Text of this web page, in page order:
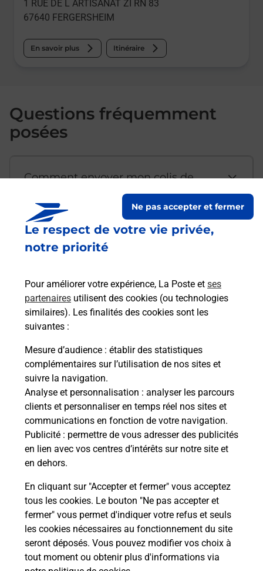
Le respect de votre vie privée,
notre priorité
Pour améliorer votre expérience, La Poste et ses
partenaires utilisent des cookies (ou technologies
similaires). Les finalités des cookies sont les
suivantes :
Mesure d’audience : établir des statistiques
complémentaires sur l’utilisation de nos sites et
suivre la navigation.
Analyse et personnalisation : analyser les parcours
clients et personnaliser en temps réel nos sites et
communications en fonction de votre navigation.
Publicité : permettre de vous adresser des publicités
en lien avec vos centres d’intérêts sur notre site et
en dehors.
En cliquant sur "Accepter et fermer" vous acceptez
tous les cookies. Le bouton "Ne pas accepter et
fermer" vous permet d'indiquer votre refus et seuls
les cookies nécessaires au fonctionnement du site
seront déposés. Vous pouvez modifier vos choix à
tout moment ou obtenir plus d'informations via
Ne pas accepter et fermer
1 RUE DE L ARTISANAT ZI RN 83
67640 FERGERSHEIM
En savoir plus Itinéraire
Questions fréquemment
posées
Comment envoyer mon colis de
Est-il possible d’acheter un
emballage directement depuis un
Comment demander une
modification de livraison ?
Comment La Poste participe-t-elle
à votre sécurité au quotidien ?
Puis-je passer mon code de la route
avec La Poste et sous quelles
conditions ?
Localiser Liste Bas-Rhin FERGERSHEIM